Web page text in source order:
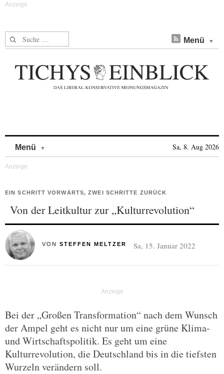
Suche nach: Menü
Menü Sa, 8. Aug 2026
EIN SCHRITT VORWÄRTS, ZWEI SCHRITTE ZURÜCK
Von der Leitkultur zur „Kulturrevolution“
VON STEFFEN MELTZER Sa, 15. Januar 2022
Bei der „Großen Transformation“ nach dem Wunsch
der Ampel geht es nicht nur um eine grüne Klima-
und Wirtschaftspolitik. Es geht um eine
Kulturrevolution, die Deutschland bis in die tiefsten
Wurzeln verändern soll.